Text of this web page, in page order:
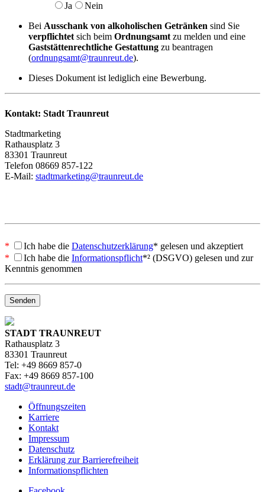
Ja
Nein
Bei Ausschank von alkoholischen Getränken sind Sie
verpflichtetsich beim Ordnungsamtzu melden und eine
Gaststättenrechtliche Gestattung zu beantragen
(ordnungsamt@traunreut.de).
Dieses Dokument ist lediglich eine Bewerbung.
Kontakt: Stadt Traunreut
Stadtmarketing
Rathausplatz 3
83301 Traunreut
Telefon 08669 857-122
E-Mail: stadtmarketing@traunreut.de
* Ich habe die Datenschutzerklärung* gelesen und akzeptiert
*
Ich habe die Informationspflicht*² (DSGVO) gelesen und zur
Kenntnis genommen
STADT TRAUNREUT
Rathausplatz 3
83301 Traunreut
Tel: +49 8669 857-0
Fax: +49 8669 857-100
stadt@traunreut.de
Öffnungszeiten
Karriere
Kontakt
Impressum
Datenschutz
Erklärung zur Barrierefreiheit
Informationspflichten